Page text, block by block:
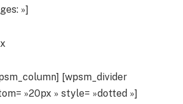
»]
[wpsm_divider
»20px » style= »dotted »]